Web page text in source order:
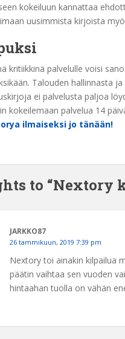
kokeiluun kannattaa
uusimmista kirjoista
kritiikkinä palvelulle voisi
Talouden hallinnasta
ei palvelusta paljoa
kokeilemaan palvelua 14
ilmaiseksi jo tänään!
to “Nextory
JARKKO87
26 tammikuun, 2019 7:39 pm
Nextory toi ainakin kilpailua
päätin vaihtaa sen vuoden
hintaahan tuolla on vähän